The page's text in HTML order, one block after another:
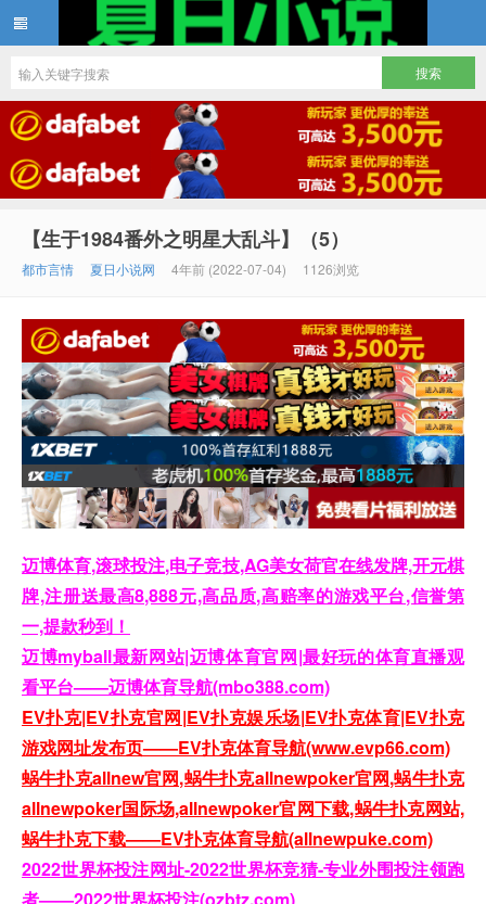
夏日小说
【生于1984番外之明星大乱斗】（5）
都市言情 夏日小说网 4年前 (2022-07-04) 1126浏览
迈博体育,滚球投注,电子竞技,AG美女荷官在线发牌,开元棋
牌,注册送最高8,888元,高品质,高赔率的游戏平台,信誉第
一,提款秒到！
迈博myball最新网站|迈博体育官网|最好玩的体育直播观
看平台——迈博体育导航(mbo388.com)
EV扑克|EV扑克官网|EV扑克娱乐场|EV扑克体育|EV扑克
游戏网址发布页——EV扑克体育导航(www.evp66.com)
蜗牛扑克allnew官网,蜗牛扑克allnewpoker官网,蜗牛扑克
allnewpoker国际场,allnewpoker官网下载,蜗牛扑克网站,
蜗牛扑克下载——EV扑克体育导航(allnewpuke.com)
2022世界杯投注网址-2022世界杯竞猜-专业外围投注领跑